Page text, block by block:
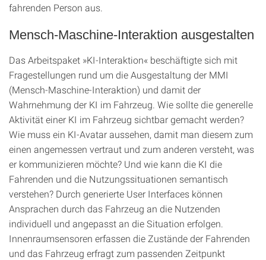
fahrenden Person aus.
Mensch-Maschine-Interaktion ausgestalten
Das Arbeitspaket »KI-Interaktion« beschäftigte sich mit
Fragestellungen rund um die Ausgestaltung der MMI
(Mensch-Maschine-Interaktion) und damit der
Wahrnehmung der KI im Fahrzeug. Wie sollte die generelle
Aktivität einer KI im Fahrzeug sichtbar gemacht werden?
Wie muss ein KI-Avatar aussehen, damit man diesem zum
einen angemessen vertraut und zum anderen versteht, was
er kommunizieren möchte? Und wie kann die KI die
Fahrenden und die Nutzungssituationen semantisch
verstehen? Durch generierte User Interfaces können
Ansprachen durch das Fahrzeug an die Nutzenden
individuell und angepasst an die Situation erfolgen.
Innenraumsensoren erfassen die Zustände der Fahrenden
und das Fahrzeug erfragt zum passenden Zeitpunkt